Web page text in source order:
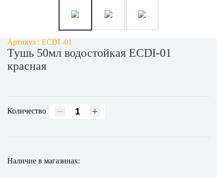
Артикул : ECDI -01
Тушь 50мл водостойкая ECDI-01
красная
Количество
Наличие в магазинах: